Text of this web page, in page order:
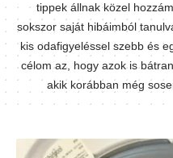
tippek állnak közel
sokszor saját hibáimból
kis odafigyeléssel szebb és
célom az, hogy azok is
akik korábban még